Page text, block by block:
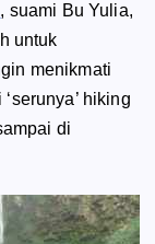
, suami Bu Yulia,
untuk
menikmati
hiking
di